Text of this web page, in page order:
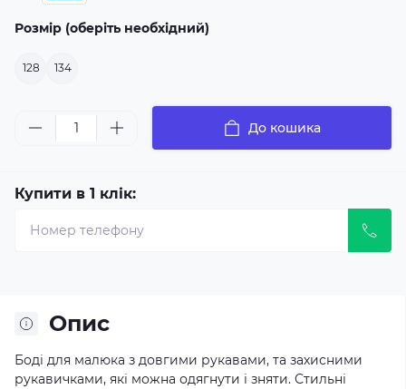
Розмір (оберіть необхідний)
128 134
До кошика
Купити в 1 клік:
Опис
Боді для малюка з довгими рукавами, та захисними
рукавичками, які можна одягнути і зняти. Стильні